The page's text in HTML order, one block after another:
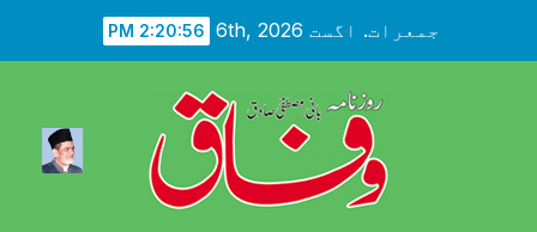
جمعرات. اگست 6th, 2026 2:20:57 PM